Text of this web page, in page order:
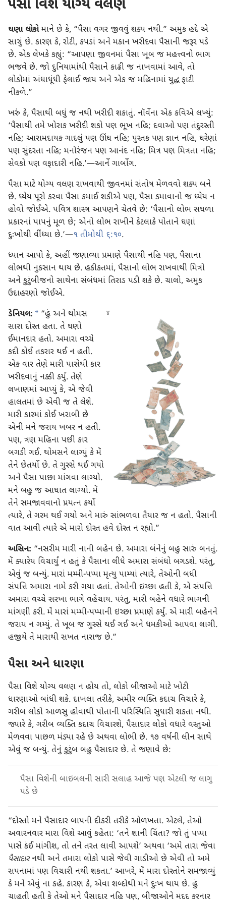
પૈસા વિશે યોગ્ય વલણ
ઘણા લોકોમાને છે કે, “પૈસા વગર જીવવું શક્ય નથી.” અમુક હદે એ
સાચું છે. કારણ કે, રોટી, કપડાં અને મકાન ખરીદવા પૈસાની જરૂર પડે
છે. એક લેખકે કહ્યું: “આપણા જીવનમાં પૈસા ખૂબ જ મહત્ત્વનો ભાગ
ભજવે છે. જો દુનિયામાંથી પૈસાને કાઢી જ નાખવામાં આવે, તો
લોકોમાં અંધાધૂંધી ફેલાઈ જાય અને એક જ મહિનામાં યુદ્ધ ફાટી
નીકળે.”
ખરું કે, પૈસાથી બધું જ નથી ખરીદી શકાતું. નૉર્વેના એક કવિએ લખ્યું:
‘પૈસાથી તમે ખોરાક ખરીદી શકો પણ ભૂખ નહિ; દવાઓ પણ તંદુરસ્તી
નહિ; આરામદાયક ગાદલું પણ ઊંઘ નહિ; પુસ્તક પણ જ્ઞાન નહિ, ઘરેણાં
પણ સુંદરતા નહિ; મનોરંજન પણ આનંદ નહિ; મિત્ર પણ મિત્રતા નહિ;
સેવકો પણ વફાદારી નહિ.’—આર્ને ગાર્બોગ.
પૈસા માટે યોગ્ય વલણ રાખવાથી જીવનમાં સંતોષ મેળવવો શક્ય બને
છે. ધ્યેય પૂરો કરવા પૈસા કમાઈ શકીએ પણ, પૈસા કમાવાનો જ ધ્યેય ન
હોવો જોઈએ. પવિત્ર શાસ્ત્ર આપણને ચેતવે છે: ‘પૈસાનો લોભ સઘળા
પ્રકારનાં પાપનું મૂળ છે; એનો લોભ રાખીને કેટલાકે પોતાને ઘણાં
દુઃખોથી વીંધ્યા છે.’—૧ તીમોથી ૬:૧૦.
ધ્યાન આપો કે, અહીં જણાવ્યા પ્રમાણે પૈસાથી નહિ પણ, પૈસાના
લોભથી નુકસાન થાય છે. હકીકતમાં, પૈસાનો લોભ રાખવાથી મિત્રો
અને કુટુંબીજનો સાથેના સંબંધમાં તિરાડ પડી શકે છે. ચાલો, અમુક
ઉદાહરણો જોઈએ.
ડેનિયલ: * “હું અને થોમસ
સારા દોસ્ત હતા. તે ઘણો
ઈમાનદાર હતો. અમારા વચ્ચે
કદી કોઈ તકરાર થઈ ન હતી.
એક વાર તેણે મારી પાસેથી કાર
ખરીદવાનું નક્કી કર્યું. તેણે
લખાણમાં આપ્યું કે, એ જેવી
હાલતમાં છે એવી જ તે લેશે.
મારી કારમાં કોઈ ખરાબી છે
એની મને જરાય ખબર ન હતી.
પણ, ત્રણ મહિના પછી કાર
બગડી ગઈ. થોમસને લાગ્યું કે મેં
તેને છેતર્યો છે. તે ગુસ્સે થઈ ગયો
અને પૈસા પાછા માંગવા લાગ્યો.
મને બહુ જ આઘાત લાગ્યો. મેં
તેને સમજાવવાનો પ્રયત્ન કર્યો
ત્યારે, તે ગરમ થઈ ગયો અને મારું સાંભળવા તૈયાર જ ન હતો. પૈસાની
વાત આવી ત્યારે એ મારો દોસ્ત હવે દોસ્ત ન રહ્યો.”
અસિન: “નસરીમ મારી નાની બહેન છે. અમારા બંનેનું બહુ સારું બનતું.
મેં ક્યારેય વિચાર્યું ન હતું કે પૈસાના લીધે અમારા સંબંધો બગડશે. પરંતુ,
એવું જ બન્યું. મારાં મમ્મી-પપ્પા મૃત્યુ પામ્યાં ત્યારે, તેઓની બધી
સંપત્તિ અમારા નામે કરી ગયા હતાં. તેઓની ઇચ્છા હતી કે, એ સંપત્તિ
અમારા વચ્ચે સરખા ભાગે વહેંચાય. પરંતુ, મારી બહેને વધારે ભાગની
માંગણી કરી. મેં મારાં મમ્મી-પપ્પાની ઇચ્છા પ્રમાણે કર્યું. એ મારી બહેનને
જરાય ન ગમ્યું. તે ખૂબ જ ગુસ્સે થઈ ગઈ અને ધમકીઓ આપવા લાગી.
હજીયે તે મારાથી સખત નારાજ છે.”
પૈસા અને ધારણા
પૈસા વિશે યોગ્ય વલણ ન હોય તો, લોકો બીજાઓ માટે ખોટી
ધારણાઓ બાંધી શકે. દાખલા તરીકે, અમીર વ્યક્તિ કદાચ વિચારે કે,
ગરીબ લોકો આળસુ હોવાથી પોતાની પરિસ્થિતિ સુધારી શકતા નથી.
જ્યારે કે, ગરીબ વ્યક્તિ કદાચ વિચારશે, પૈસાદાર લોકો વધારે વસ્તુઓ
મેળવવા પાછળ મંડ્યા રહે છે અથવા લોભી છે. ૧૭ વર્ષની લીન સાથે
એવું જ બન્યું. તેનું કુટુંબ બહુ પૈસાદાર છે. તે જણાવે છે:
પૈસા વિશેની બાઇબલની સારી સલાહ આજે પણ એટલી જ લાગુ
પડે છે
“દોસ્તો મને પૈસાદાર બાપની દીકરી તરીકે ઓળખતા. એટલે, તેઓ
અવારનવાર મારા વિશે આવું કહેતા: ‘તને શાની ચિંતા? જો તું પપ્પા
પાસે કંઈ માંગીશ, તો તને તરત લાવી આપશે’ અથવા ‘અમે તારા જેવા
પૈસાદારનથી અને તમારા લોકો પાસે જેવી ગાડીઓ છે એવી તો અમે
સપનામાં પણ વિચારી નથી શકતા.’ આખરે, મેં મારા દોસ્તોને સમજાવ્યું
કે મને એવું ના કહે. કારણ કે, એવા શબ્દોથી મને દુઃખ થાય છે. હું
ચાહતી હતી કે તેઓ મને પૈસાદાર નહિ પણ, બીજાઓને મદદ કરનાર